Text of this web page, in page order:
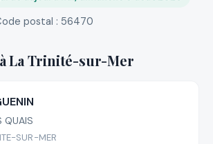
postal : 56470
La Trinité-sur-Mer
QUAIS
SUR-MER